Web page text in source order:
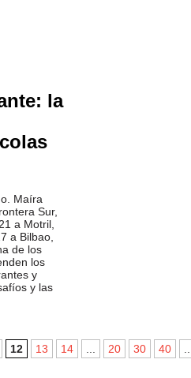
la
Maíra
Sur,
a Motril,
a Bilbao,
de los
los
y
y las
12 13 14 20 30 40